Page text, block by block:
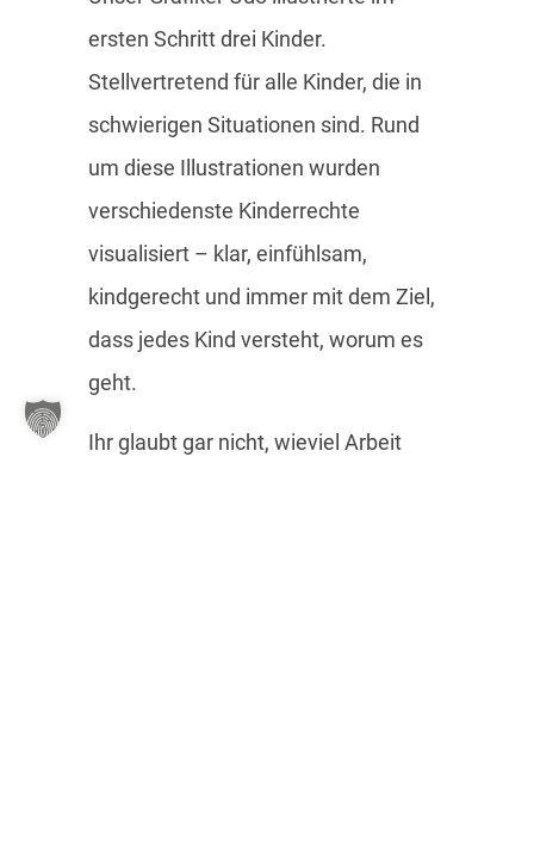
ersten Schritt drei Kinder.
Stellvertretend für alle Kinder, die in
schwierigen Situationen sind. Rund
um diese Illustrationen wurden
verschiedenste Kinderrechte
visualisiert – klar, einfühlsam,
kindgerecht und immer mit dem Ziel,
dass jedes Kind versteht, worum es
geht.
Ihr glaubt gar nicht, wieviel Arbeit